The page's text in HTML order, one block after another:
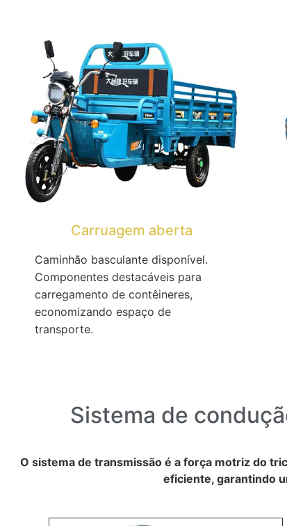
Carruagem aberta
Caminhão basculante disponível.
Componentes destacáveis ​​para
carregamento de contêineres,
economizando espaço de
transporte.
Sistema de
O sistema de transmissão é a força motriz do
eficiente, garantindo